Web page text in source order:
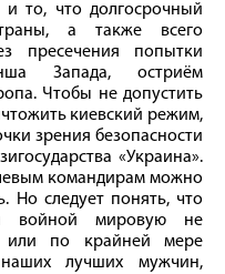
и то, что долгосрочный
а также всего
пресечения попытки
Запада, остриём
Чтобы не допустить
киевский режим,
зрения безопасности
«Украина».
командирам можно
Но следует понять, что
войной мировую не
или по крайней мере
лучших мужчин,